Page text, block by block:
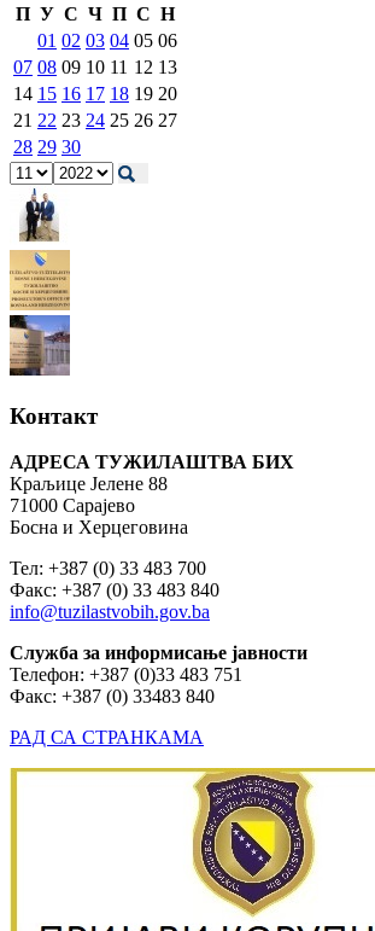
П У С Ч П С Н
01 02 03 04 05 06
07 08 09 10 11 12 13
14 15 16 17 18 19 20
21 22 23 24 25 26 27
28 29 30
Контакт
АДРЕСА ТУЖИЛАШТВА БИХ
Краљице Јелене 88
71000 Сарајево
Босна и Херцеговина
Тел: +387 (0) 33 483 700
Факс: +387 (0) 33 483 840
info@tuzilastvobih.gov.ba
Служба за информисање јавности
Телефон: +387 (0)33 483 751
Факс: +387 (0) 33483 840
РАД СА СТРАНКАМА